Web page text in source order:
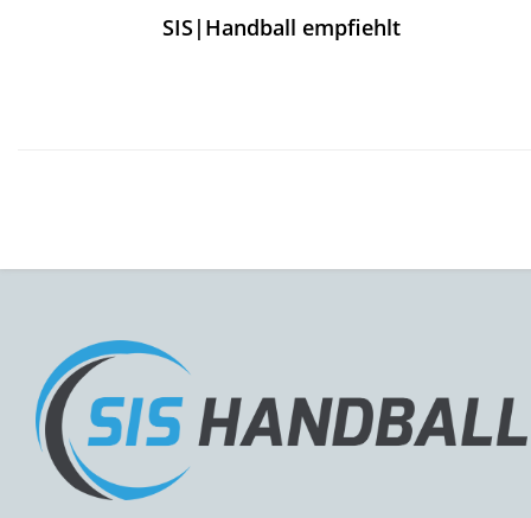
SIS|Handball empfiehlt